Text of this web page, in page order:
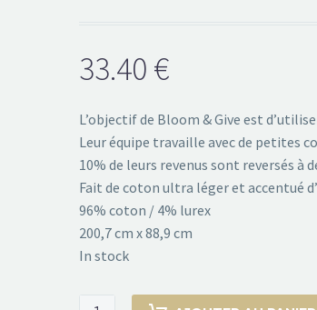
33.40 €
L’objectif de Bloom & Give est
Leur équipe travaille avec de petites
10% de leurs revenus sont reversés à
Fait de coton ultra léger et accentué
96% coton / 4% lurex
200,7 cm x 88,9 cm
In stock
Echarpe